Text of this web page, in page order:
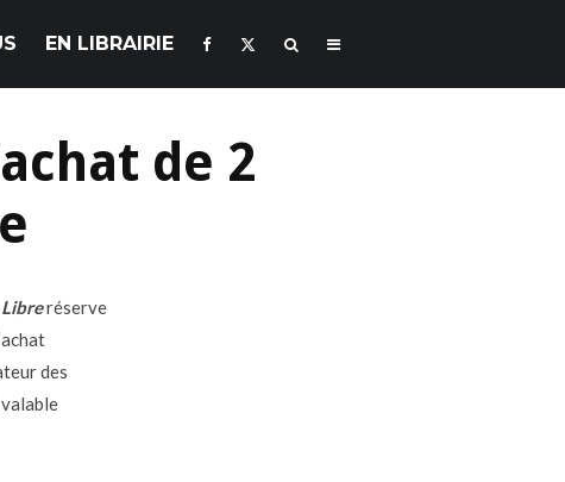
EN LIBRAIRIE
de 2
réserve
des